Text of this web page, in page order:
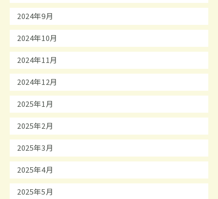
2024年9月
2024年10月
2024年11月
2024年12月
2025年1月
2025年2月
2025年3月
2025年4月
2025年5月